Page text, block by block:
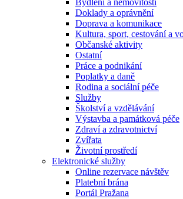
Bydlení a nemovitosti
Doklady a oprávnění
Doprava a komunikace
Kultura, sport, cestování a
Občanské aktivity
Ostatní
Práce a podnikání
Poplatky a daně
Rodina a sociální péče
Služby
Školství a vzdělávání
Výstavba a památková péče
Zdraví a zdravotnictví
Zvířata
Životní prostředí
Elektronické služby
Online rezervace návštěv
Platební brána
Portál Pražana